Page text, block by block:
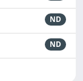
ND
ND